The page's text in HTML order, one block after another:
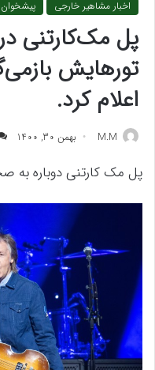
اخبار مشاهیر خارجی پیشخوان
تورهایش
اعلام کرد.
M.M بهمن 30, 1400
پل مک کارتنی دوباره به